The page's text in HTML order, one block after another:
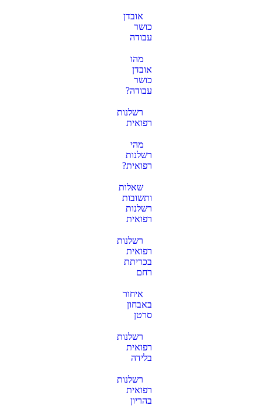
אובדן
כושר
עבודה
מהו
אובדן
כושר
עבודה?
רשלנות
רפואית
מהי
רשלנות
רפואית?
שאלות
ותשובות
רשלנות
רפואית
רשלנות
רפואית
בכריתת
רחם
איחור
באבחון
סרטן
רשלנות
רפואית
בלידה
רשלנות
רפואית
בהריון